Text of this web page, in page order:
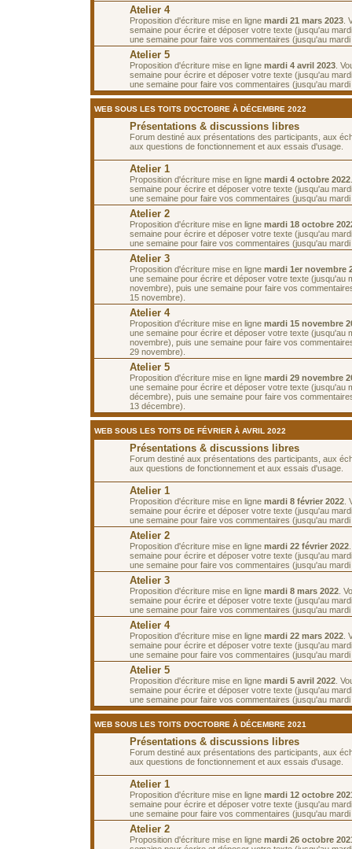
Atelier 4
Proposition d'écriture mise en ligne mardi 21 mars 2023 .
semaine pour écrire et déposer votre texte (jusqu'au
une semaine pour faire vos commentaires (jusqu'au
Atelier 5
Proposition d'écriture mise en ligne mardi 4 avril 2023 .
semaine pour écrire et déposer votre texte (jusqu'au
une semaine pour faire vos commentaires (jusqu'au
WEB SOUS LES TOITS D'OCTOBRE À DÉCEMBRE 2022
Présentations & discussions libres
Forum destiné aux présentations des participants, aux
aux questions de fonctionnement et aux essais d'usage.
Atelier 1
Proposition d'écriture mise en ligne mardi 4 octobre 2022
semaine pour écrire et déposer votre texte (jusqu'au
une semaine pour faire vos commentaires (jusqu'au
Atelier 2
Proposition d'écriture mise en ligne mardi 18 octobre
semaine pour écrire et déposer votre texte (jusqu'au
une semaine pour faire vos commentaires (jusqu'au
Atelier 3
Proposition d'écriture mise en ligne mardi 1er novembre
une semaine pour écrire et déposer votre texte (jusqu'au
novembre), puis une semaine pour faire vos
15 novembre).
Atelier 4
Proposition d'écriture mise en ligne mardi 15 novembre
une semaine pour écrire et déposer votre texte (jusqu'au
novembre), puis une semaine pour faire vos
29 novembre).
Atelier 5
Proposition d'écriture mise en ligne mardi 29 novembre
une semaine pour écrire et déposer votre texte (jusqu'au
décembre), puis une semaine pour faire vos
13 décembre).
WEB SOUS LES TOITS DE FÉVRIER À AVRIL 2022
Présentations & discussions libres
Forum destiné aux présentations des participants, aux
aux questions de fonctionnement et aux essais d'usage.
Atelier 1
Proposition d'écriture mise en ligne mardi 8 février 2022
semaine pour écrire et déposer votre texte (jusqu'au
une semaine pour faire vos commentaires (jusqu'au
Atelier 2
Proposition d'écriture mise en ligne mardi 22 février 2022
semaine pour écrire et déposer votre texte (jusqu'au
une semaine pour faire vos commentaires (jusqu'au
Atelier 3
Proposition d'écriture mise en ligne mardi 8 mars 2022 .
semaine pour écrire et déposer votre texte (jusqu'au
une semaine pour faire vos commentaires (jusqu'au
Atelier 4
Proposition d'écriture mise en ligne mardi 22 mars 2022 .
semaine pour écrire et déposer votre texte (jusqu'au
une semaine pour faire vos commentaires (jusqu'au
Atelier 5
Proposition d'écriture mise en ligne mardi 5 avril 2022 .
semaine pour écrire et déposer votre texte (jusqu'au
une semaine pour faire vos commentaires (jusqu'au
WEB SOUS LES TOITS D'OCTOBRE À DÉCEMBRE 2021
Présentations & discussions libres
Forum destiné aux présentations des participants, aux
aux questions de fonctionnement et aux essais d'usage.
Atelier 1
Proposition d'écriture mise en ligne mardi 12 octobre
semaine pour écrire et déposer votre texte (jusqu'au
une semaine pour faire vos commentaires (jusqu'au
Atelier 2
Proposition d'écriture mise en ligne mardi 26 octobre